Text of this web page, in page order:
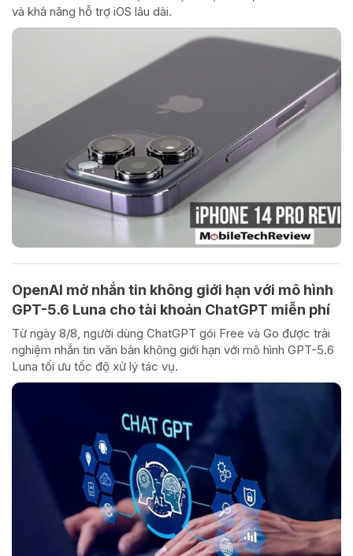
và khả năng hỗ trợ iOS lâu dài.
OpenAI mở nhắn tin không giới hạn với mô hình
GPT-5.6 Luna cho tài khoản ChatGPT miễn phí
Từ ngày 8/8, người dùng ChatGPT gói Free và Go được trải
nghiệm nhắn tin văn bản không giới hạn với mô hình GPT-5.6
Luna tối ưu tốc độ xử lý tác vụ.